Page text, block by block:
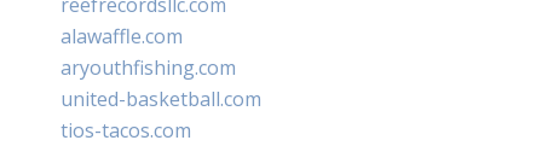
alawaffle.com
aryouthfishing.com
united-basketball.com
tios-tacos.com